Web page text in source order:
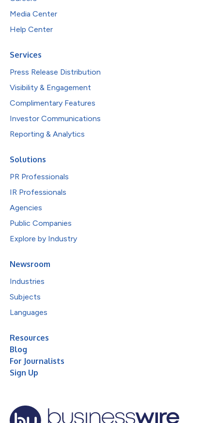
Media Center
Help Center
Services
Press Release Distribution
Visibility & Engagement
Complimentary Features
Investor Communications
Reporting & Analytics
Solutions
PR Professionals
IR Professionals
Agencies
Public Companies
Explore by Industry
Newsroom
Industries
Subjects
Languages
Resources
Blog
For Journalists
Sign Up